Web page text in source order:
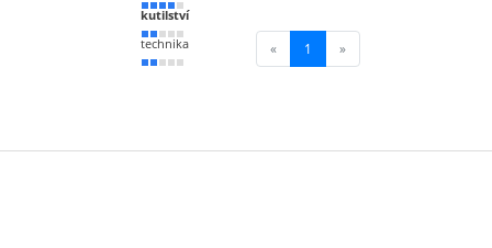
70 %
kutilství
40 %
technika
30 %
« 1 (current)
»